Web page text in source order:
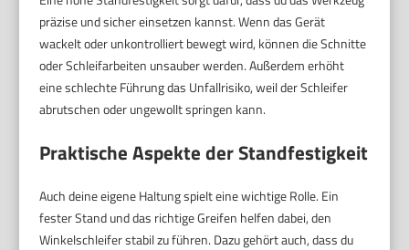
präzise und sicher einsetzen kannst. Wenn das Gerät
wackelt oder unkontrolliert bewegt wird, können die Schnitte
oder Schleifarbeiten unsauber werden. Außerdem erhöht
eine schlechte Führung das Unfallrisiko, weil der Schleifer
abrutschen oder ungewollt springen kann.
Praktische Aspekte der Standfestigkeit
Auch deine eigene Haltung spielt eine wichtige Rolle. Ein
fester Stand und das richtige Greifen helfen dabei, den
Winkelschleifer stabil zu führen. Dazu gehört auch, dass du